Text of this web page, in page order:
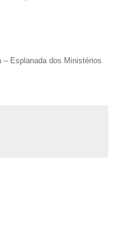
– Esplanada dos Ministérios